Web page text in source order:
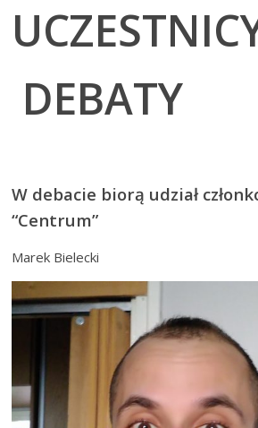
DEBATY
W debacie biorą udział
“Centrum”
Marek Bielecki